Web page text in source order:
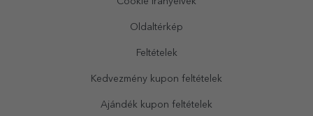
Oldaltérkép
Feltételek
Kedvezmény kupon feltételek
Ajándék kupon feltételek